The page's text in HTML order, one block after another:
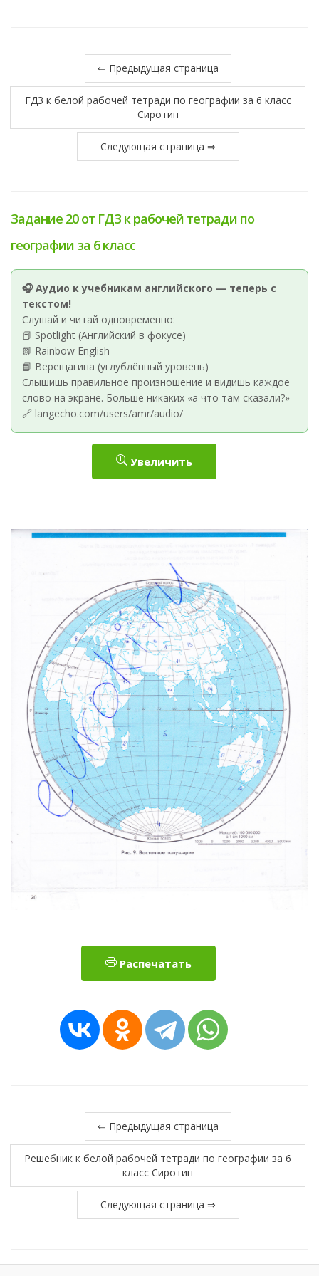
⇐ Предыдущая страница
ГДЗ к белой рабочей тетради по географии за 6 класс
Сиротин
Следующая страница ⇒
Задание 20 от ГДЗ к рабочей тетради по
географии за 6 класс
🎧 Аудио к учебникам английского — теперь с
текстом!
Слушай и читай одновременно:
📕 Spotlight (Английский в фокусе)
📗 Rainbow English
📘 Верещагина (углублённый уровень)
Слышишь правильное произношение и видишь каждое
слово на экране. Больше никаких «а что там сказали?»
🔗 langecho.com/users/amr/audio/
Увеличить
Распечатать
⇐ Предыдущая страница
Решебник к белой рабочей тетради по географии за 6
класс Сиротин
Следующая страница ⇒